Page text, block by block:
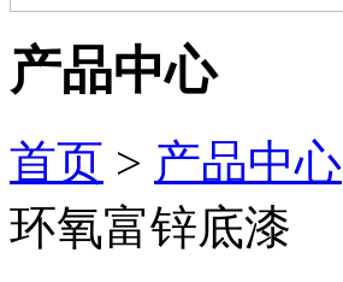
产品中心
首页 > 产品中心
环氧富锌底漆